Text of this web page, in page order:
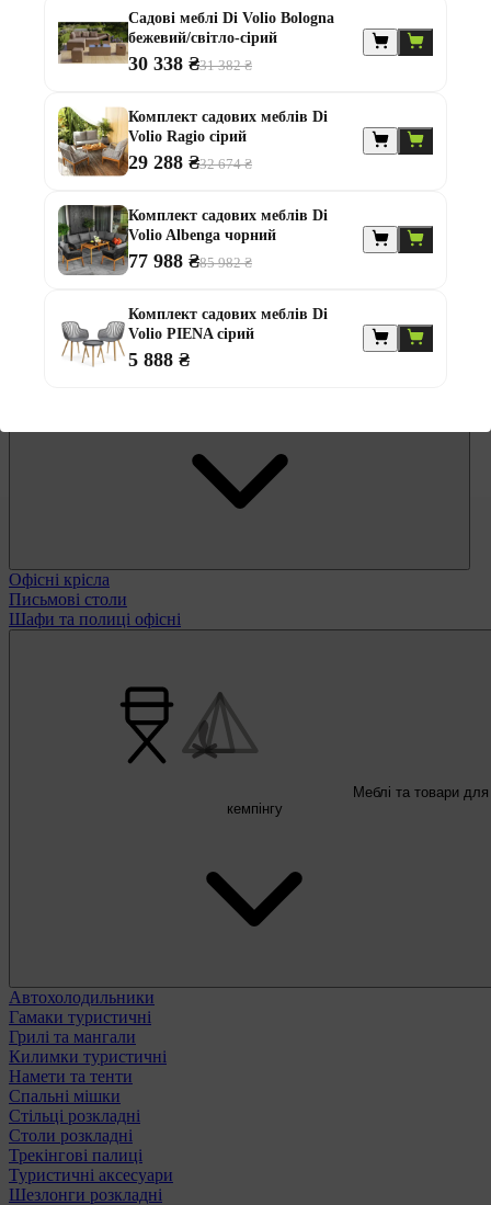
Комплекти садових меблів
Лавки садові
Надувні батути та водні гірки
Садові та балконні меблі
Стільці садові
Столи садові
Шезлонги та лежаки
Альтанки
Офісні крісла
Письмові столи
Шафи та полиці офісні
Меблі та товари для
кемпінгу
Автохолодильники
Гамаки туристичні
Грилі та мангали
Килимки туристичні
Намети та тенти
Спальні мішки
Стільці розкладні
Столи розкладні
Трекінгові палиці
Туристичні аксесуари
Шезлонги розкладні
Садові меблі Di Volio Bologna
бежевий/світло-сірий
30 338 ₴31 382 ₴
Комплект садових меблів Di
Volio Ragio сірий
29 288 ₴32 674 ₴
Комплект садових меблів Di
Volio Albenga чорний
77 988 ₴85 982 ₴
Комплект садових меблів Di
Volio PIENA сірий
5 888 ₴